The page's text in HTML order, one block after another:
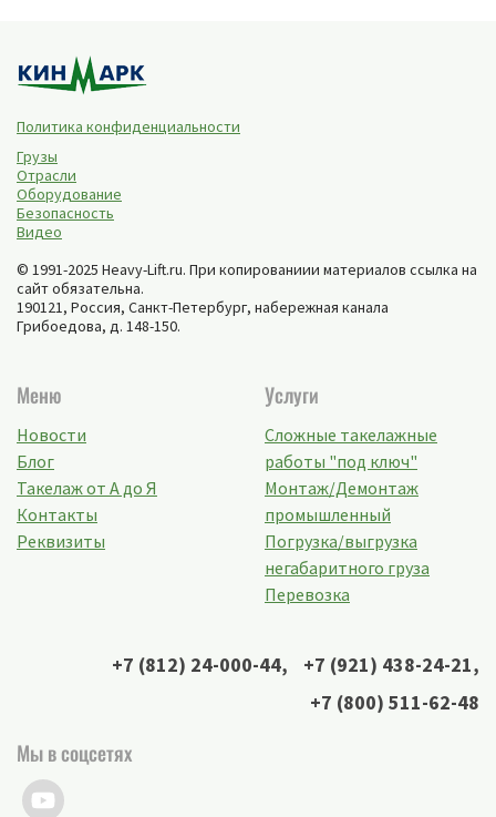
Политика конфиденциальности
Грузы
Отрасли
Оборудование
Безопасность
Видео
© 1991-2025 Heavy-Lift.ru. При копированиии материалов ссылка на
сайт обязательна.
190121, Россия, Санкт-Петербург, набережная канала
Грибоедова, д. 148-150.
Меню
Новости
Блог
Такелаж от А до Я
Контакты
Реквизиты
Услуги
Сложные такелажные
работы "под ключ"
Монтаж/Демонтаж
промышленный
Погрузка/выгрузка
негабаритного груза
Перевозка
+7 (812) 24-000-44, +7 (921) 438-24-21,
+7 (800) 511-62-48
Мы в соцсетях